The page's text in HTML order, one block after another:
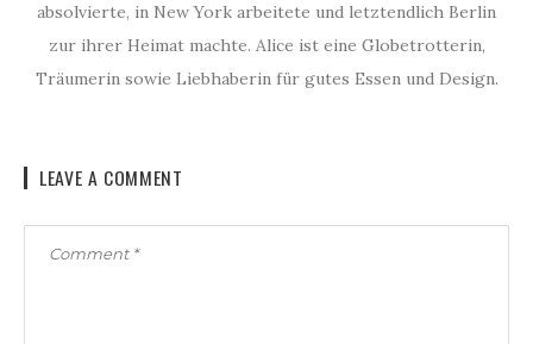
absolvierte, in New York arbeitete und letztendlich Berlin
zur ihrer Heimat machte. Alice ist eine Globetrotterin,
Träumerin sowie Liebhaberin für gutes Essen und Design.
LEAVE A COMMENT